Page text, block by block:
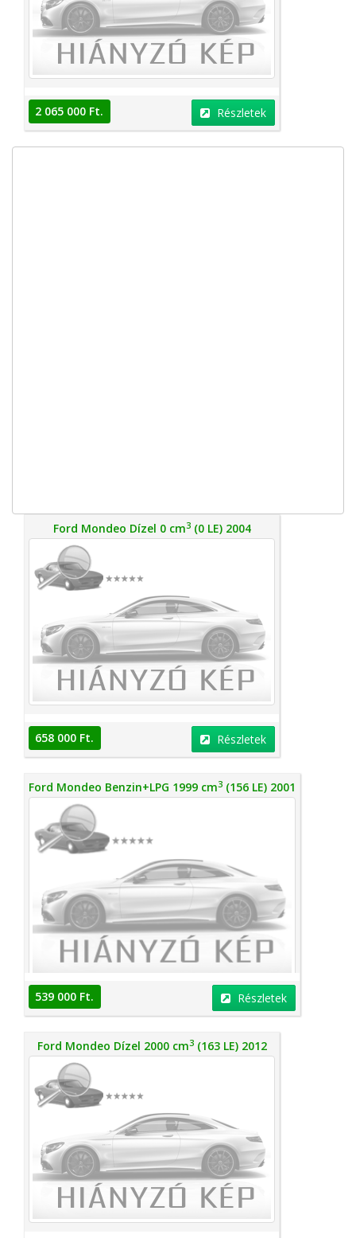
2 065 000 Ft. Részletek
Ford Mondeo Dízel 0 cm3(0 LE) 2004
658 000 Ft. Részletek
Ford Mondeo Benzin+LPG 1999 cm3 (156 LE) 2001
539 000 Ft. Részletek
Ford Mondeo Dízel 2000 cm3(163 LE) 2012